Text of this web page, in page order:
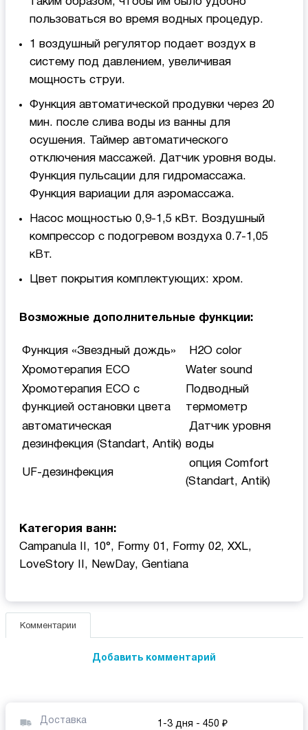
пользоваться во время водных процедур.
1 воздушный регулятор подает воздух в
систему под давлением, увеличивая
мощность струи.
Функция автоматической продувки через 20
мин. после слива воды из ванны для
осушения. Таймер автоматического
отключения массажей. Датчик уровня воды.
Функция пульсации для гидромассажа.
Функция вариации для аэромассажа.
Насос мощностью 0,9-1,5 кВт. Воздушный
компрессор с подогревом воздуха 0.7-1,05
кВт.
Цвет покрытия комплектующих: хром.
Возможные дополнительные функции:
Функция «Звездный дождь»
H2O color
Хромотерапия ECO
Water sound
Хромотерапия ECO с
функцией остановки цвета
Подводный
термометр
автоматическая
дезинфекция (Standart, Antik)
Датчик уровня
воды
UF-дезинфекция
опция Comfort
(Standart, Antik)
Категория ванн:
Campanula II, 10°, Formy 01, Formy 02, XXL,
LoveStory II, NewDay, Gentiana
Комментарии
Добавить комментарий
Доставка 1-3 дня - 450 ₽